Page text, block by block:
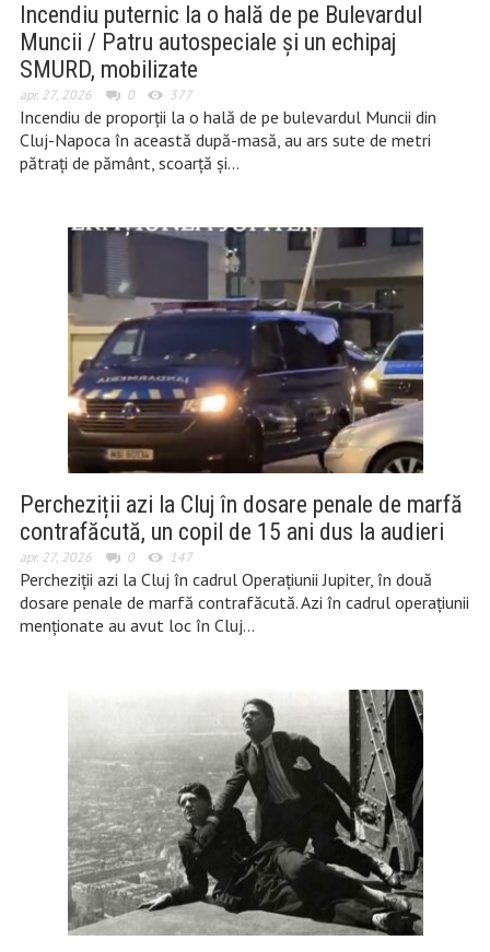
Incendiu puternic la o hală de pe Bulevardul
Muncii / Patru autospeciale și un echipaj
SMURD, mobilizate
apr. 27, 2026 0 377
Incendiu de proporții la o hală de pe bulevardul Muncii din
Cluj-Napoca în această după-masă, au ars sute de metri
pătrați de pământ, scoarță și…
Percheziții azi la Cluj în dosare penale de marfă
contrafăcută, un copil de 15 ani dus la audieri
apr. 27, 2026 0 147
Percheziții azi la Cluj în cadrul Operațiunii Jupiter, în două
dosare penale de marfă contrafăcută. Azi în cadrul operațiunii
menționate au avut loc în Cluj…